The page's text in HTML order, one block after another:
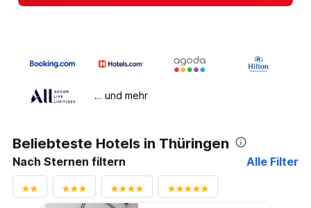
… und mehr
Beliebteste Hotels in Thüringen
Nach Sternen filtern Alle Filter